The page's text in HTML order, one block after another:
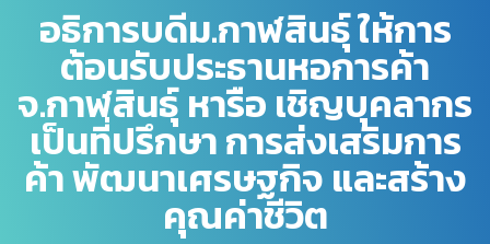
อธิการบดีม.กาฬสินธุ์ ให้การ
ต้อนรับประธานหอการค้า
จ.กาฬสินธุ์ หารือ เชิญบุคลากร
เป็นที่ปรึกษา การส่งเสริมการ
ค้า พัฒนาเศรษฐกิจ และสร้าง
คุณค่าชีวิต